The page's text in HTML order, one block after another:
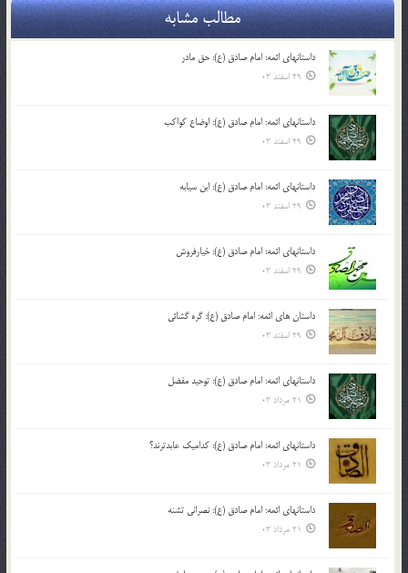
مطالب مشابه
داستانهای ائمه: امام صادق (ع): حق مادر
29 اسفند 03
داستانهای ائمه: امام صادق (ع): اوضاع کواکب
29 اسفند 03
داستانهای ائمه: امام صادق (ع): ابن سیابه
29 اسفند 03
داستانهای ائمه: امام صادق (ع): خیارفروش
29 اسفند 03
داستان های ائمه: امام صادق (ع): گره گشائی
29 اسفند 03
داستانهای ائمه: امام صادق (ع): توحید مفضل
21 مرداد 03
داستانهای ائمه: امام صادق (ع): کدامیک عابدترند؟
21 مرداد 03
داستانهای ائمه: امام صادق (ع): نصرانی تشنه
21 مرداد 03